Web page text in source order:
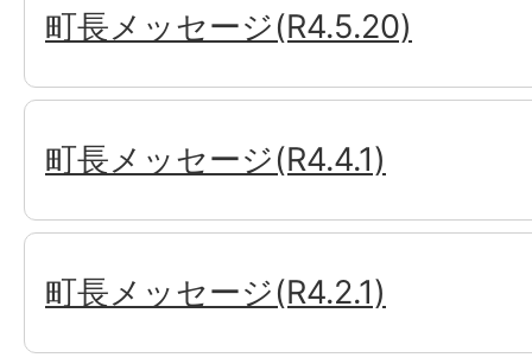
町長メッセージ(R4.5.20)
町長メッセージ(R4.4.1)
町長メッセージ(R4.2.1)